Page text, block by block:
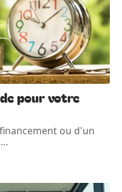
pour votre
ou d'un
…